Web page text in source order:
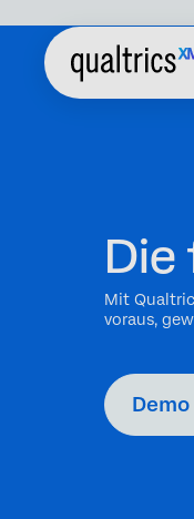
Mit
voraus,